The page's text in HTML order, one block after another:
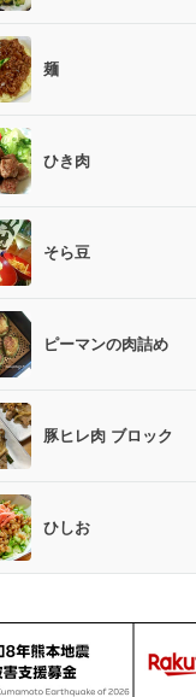
麺
ひき肉
そら豆
ピーマンの肉詰め
豚ヒレ肉 ブロック
ひしお